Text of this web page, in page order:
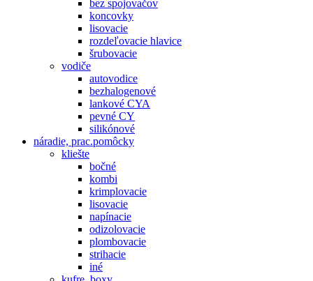
bez spojovačov
koncovky
lisovacie
rozdeľovacie hlavice
šrubovacie
vodiče
autovodice
bezhalogenové
lankové CYA
pevné CY
silikónové
náradie, prac.pomôcky
kliešte
bočné
kombi
krimplovacie
lisovacie
napínacie
odizolovacie
plombovacie
strihacie
iné